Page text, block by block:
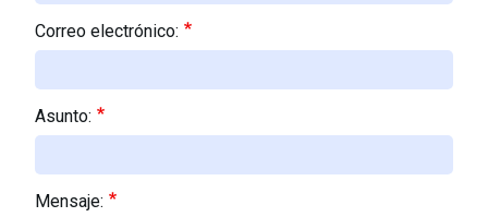
Correo electrónico:
Asunto:
Mensaje: